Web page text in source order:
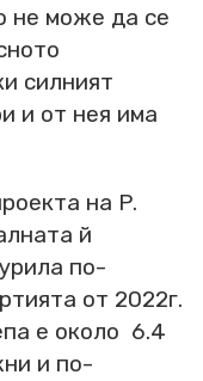
не може да се
силният
и от нея има
на Р.
й
по-
от 2022г.
е около 6.4
и по-